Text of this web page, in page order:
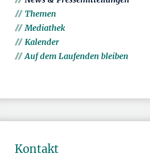
Themen
Mediathek
Kalender
Auf dem Laufenden bleiben
Kontakt